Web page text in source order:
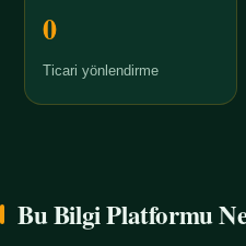
0
Ticari yönlendirme
Bu Bilgi Platformu